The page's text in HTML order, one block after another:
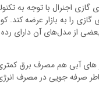
گازی اجنرال با توجه به
را به بازار عرضه کند.
های آبی هم مصرف برق
صرفه جویی در مصرف